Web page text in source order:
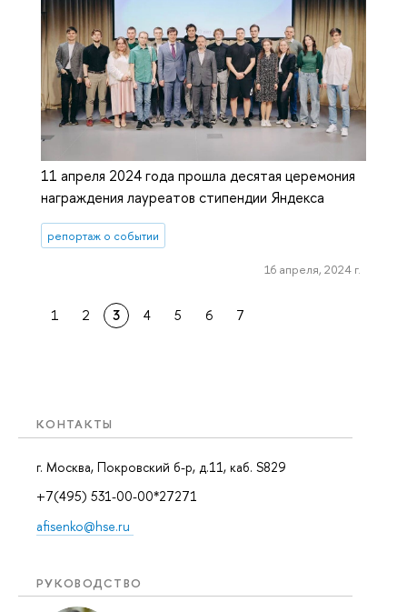
КОНТАКТЫ
г. Москва, Покровский б-р, д.11, каб. S829
+7(495) 531-00-00*27271
afisenko@hse.ru
РУКОВОДСТВО
11 апреля 2024 года прошла десятая церемония
награждения лауреатов стипендии Яндекса
репортаж о событии
16 апреля, 2024 г.
1 2 3 4 5 6 7